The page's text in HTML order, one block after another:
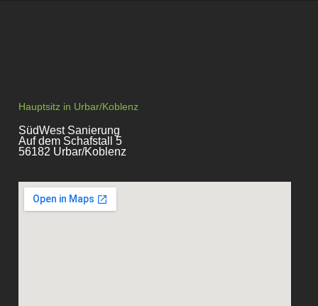
Hauptsitz in Urbar/Koblenz
SüdWest Sanierung
Auf dem Schafstall 5
56182 Urbar/Koblenz